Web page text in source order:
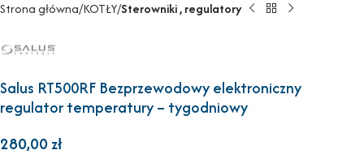
Strona główna KOTŁY Sterowniki , regulatory
Salus RT500RF Bezprzewodowy elektroniczny
regulator temperatury – tygodniowy
280,00zł